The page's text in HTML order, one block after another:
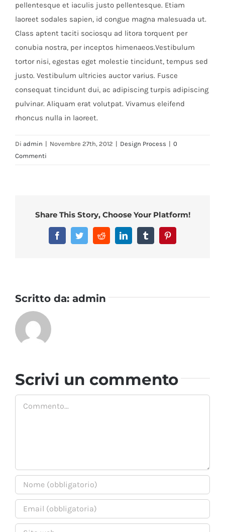
pellentesque et iaculis justo pellentesque. Etiam
laoreet sodales sapien, id congue magna malesuada ut.
Class aptent taciti sociosqu ad litora torquent per
conubia nostra, per inceptos himenaeos.Vestibulum
tortor nisi, egestas eget molestie tincidunt, tempus sed
justo. Vestibulum ultricies auctor varius. Fusce
consequat tincidunt dui, ac adipiscing turpis adipiscing
pulvinar. Aliquam erat volutpat. Vivamus eleifend
rhoncus nulla in laoreet.
Di admin | Novembre 27th, 2012 | Design Process | 0
Commenti
Share This Story, Choose Your Platform!
FacebookTwitterRedditLinkedInTumblrPinterest
Scritto da: admin
Scrivi un commento